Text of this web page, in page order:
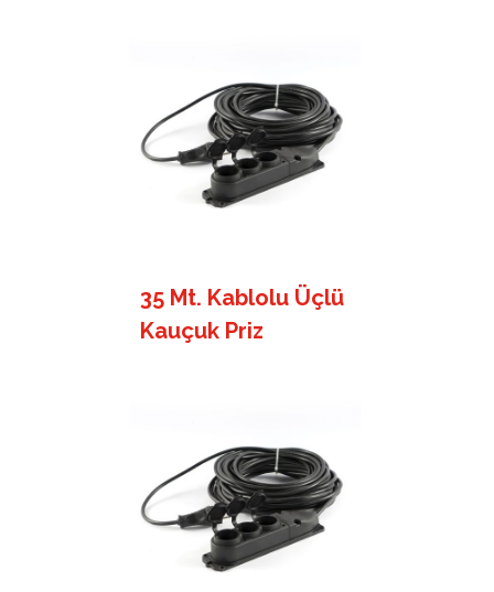
35 Mt. Kablolu Üçlü
Kauçuk Priz